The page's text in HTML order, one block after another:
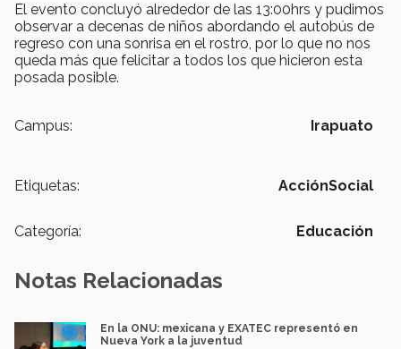
El evento concluyó alrededor de las 13:00hrs y pudimos
observar a decenas de niños abordando el autobús de
regreso con una sonrisa en el rostro, por lo que no nos
queda más que felicitar a todos los que hicieron esta
posada posible.
Campus: Irapuato
Etiquetas: AcciónSocial
Categoría: Educación
Notas Relacionadas
En la ONU: mexicana y EXATEC representó en
Nueva York a la juventud